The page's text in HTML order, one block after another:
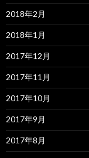
2018年2月
2018年1月
2017年12月
2017年11月
2017年10月
2017年9月
2017年8月